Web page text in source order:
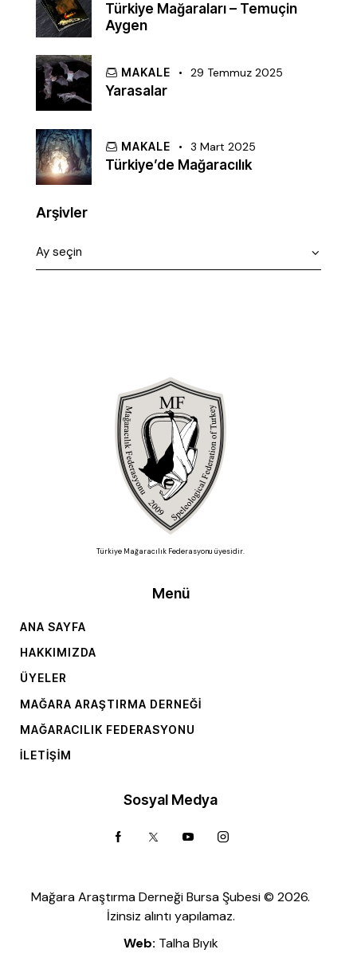
Türkiye Mağaraları – Temuçin
Aygen
MAKALE 29 Temmuz 2025
Yarasalar
MAKALE 3 Mart 2025
Türkiye’de Mağaracılık
Arşivler
Türkiye Mağaracılık Federasyonu üyesidir.
Menü
ANA SAYFA
HAKKIMIZDA
ÜYELER
MAĞARA ARAŞTIRMA DERNEĞI
MAĞARACILIK FEDERASYONU
İLETIŞIM
Sosyal Medya
Mağara Araştırma Derneği Bursa Şubesi © 2026.
İzinsiz alıntı yapılamaz.
Web: Talha Bıyık